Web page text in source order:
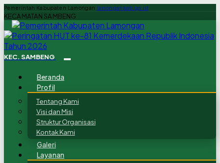
Pemerintah Kabupaten Lamongan lamongankab.go.id
KECAMATAN SAMBENG
KEC. SAMBENG
Beranda
Profil
Tentang Kami
Visi dan Misi
Struktur Organisasi
Kontak Kami
Galeri
Layanan